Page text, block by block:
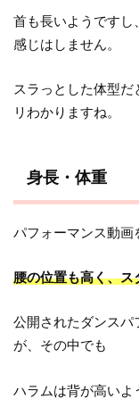
首も長いようですし
感じはしません。
スラっとした体型
リわかりますね。
身長・体重
パフォーマンス動画
腰の位置も高く、ス
公開されたダンスパ
が、その中でも
ハラムは背が高いよ